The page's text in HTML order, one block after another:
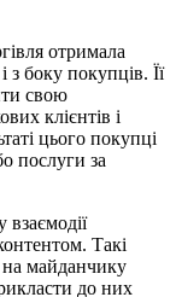
отримала
з боку покупців. Її
свою
клієнтів і
цього покупці
послуги за
Такі
на майданчику
до них